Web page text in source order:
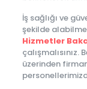
İş sağlığı ve
şekilde
Hizmetler
çalışmalısınız.
üzerinden